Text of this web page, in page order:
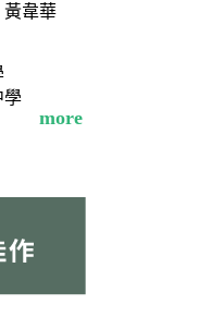
黃韋華
學
more